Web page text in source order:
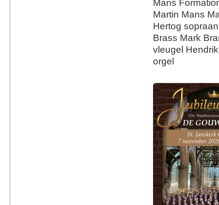
Mans
Martin Mans
Hertog
Brass Mark
vleugel
orgel